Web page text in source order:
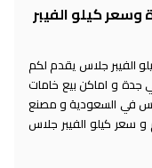
وسعر كيلو الفيبر
الفيبر جلاس يقدم لكم
جدة و اماكن بيع خامات
في السعودية و مصنع
سعر كيلو الفيبر جلاس